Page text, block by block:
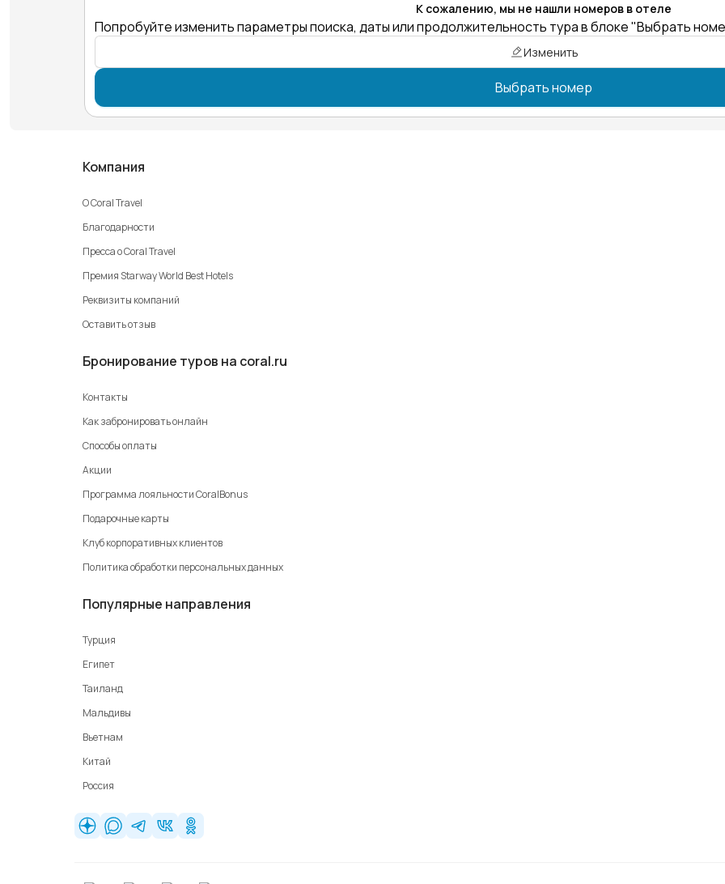
К сожалению, мы не нашли номеров в отеле
Попробуйте изменить параметры поиска, даты или продолжительность тура в блоке "Выбрать
Изменить
Выбрать номер
Компания
О Coral Travel
Благодарности
Пресса о Coral Travel
Премия Starway World Best Hotels
Реквизиты компаний
Оставить отзыв
Бронирование туров на coral.ru
Контакты
Как забронировать онлайн
Способы оплаты
Акции
Программа лояльности CoralBonus
Подарочные карты
Клуб корпоративных клиентов
Политика обработки персональных данных
Популярные направления
Турция
Египет
Таиланд
Мальдивы
Вьетнам
Китай
Россия